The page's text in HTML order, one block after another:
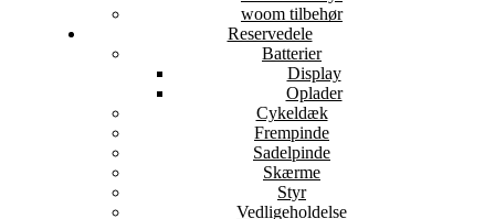
woom tilbehør
Reservedele
Batterier
Display
Oplader
Cykeldæk
Frempinde
Sadelpinde
Skærme
Styr
Vedligeholdelse